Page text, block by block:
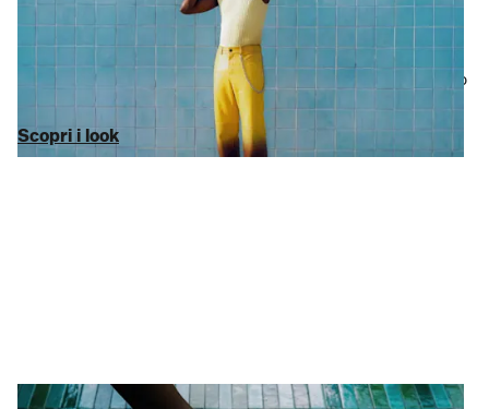
Siamo l’ultimo outlet onlineche dovrai cercare. Abbigliamento
abbigliamento da uomo
elegante oppure uno
Michael Kors
: i nostri sconti vanno fino a
-75% sul MSRP. Niente riempitivi, solo i marchi che vuoi davvero
(inclusi
Tommy Hilfiger e Lacoste
Scopri i look
Scopri i look
Scarpe e accessori